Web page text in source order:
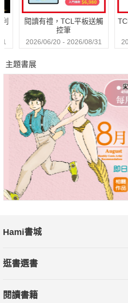
愛在空氣中彌漫, 巴黎
免費下載囍結APP→App
官方網站：http://
粉絲團：Facebook搜尋""囍結 TIE-
電子郵件：info@tietheknots.hk
閱讀有禮，TCL平板送觸
控筆
2026/06/20 - 2026/08/31
主題書展
Hami書城
逛書選書
閱讀書籍